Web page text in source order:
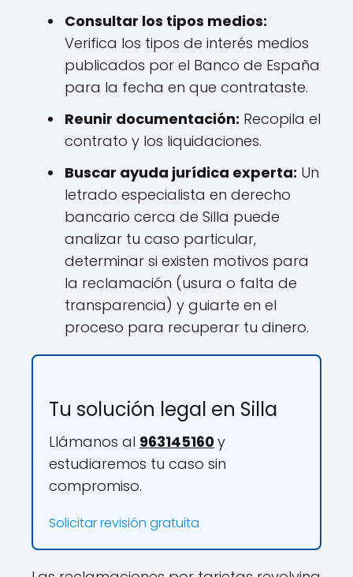
Consultar los tipos medios:
Verifica los tipos de interés medios
publicados por el Banco de España
para la fecha en que contrataste.
Reunir documentación: Recopila el
contrato y los liquidaciones.
Buscar ayuda jurídica experta: Un
letrado especialista en derecho
bancario cerca de Silla puede
analizar tu caso particular,
determinar si existen motivos para
la reclamación (usura o falta de
transparencia) y guiarte en el
proceso para recuperar tu dinero.
Tu solución legal en Silla
Llámanos al 963145160y
estudiaremos tu caso sin
compromiso.
Solicitar revisión gratuita